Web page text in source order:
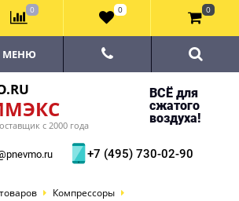
с 2000 года
ВСЁ для
сжатого
воздуха!
+7 (495) 730-02-90
МЕНЮ
Компрессоры
0 0 0